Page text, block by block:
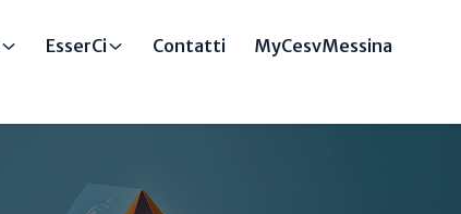
EsserCi Contatti MyCesvMessina